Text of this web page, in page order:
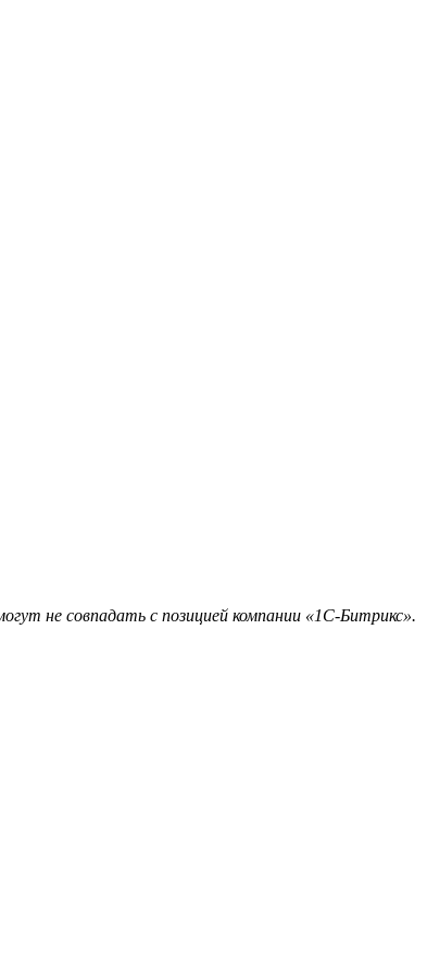
не совпадать с позицией компании «1С-Битрикс».